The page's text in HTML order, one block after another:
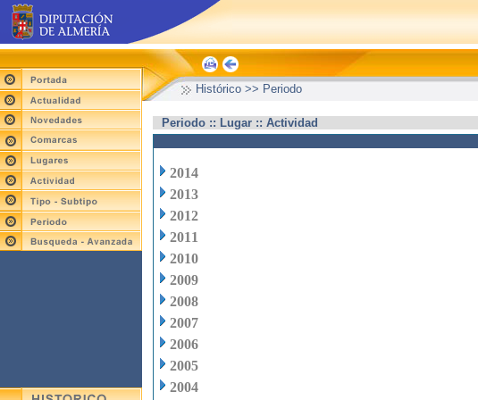
Histórico >> Periodo
Periodo :: Lugar :: Actividad
2014
2013
2012
2011
2010
2009
2008
2007
2006
2005
2004